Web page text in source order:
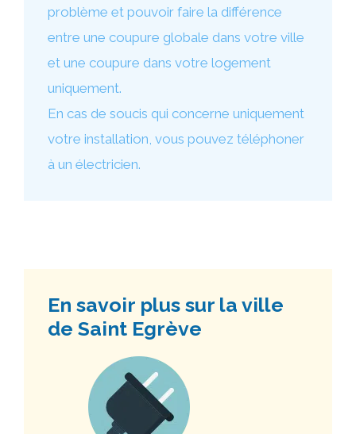
problème et pouvoir faire la différence
entre une coupure globale dans votre ville
et une coupure dans votre logement
uniquement.
En cas de soucis qui concerne uniquement
votre installation, vous pouvez téléphoner
à un électricien.
En savoir plus sur la ville
de Saint Egrève